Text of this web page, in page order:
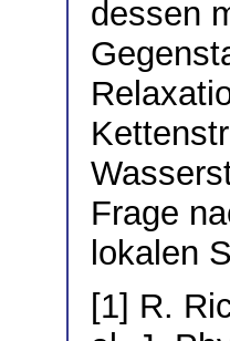
dessen
Frage
lokalen
[1] R.